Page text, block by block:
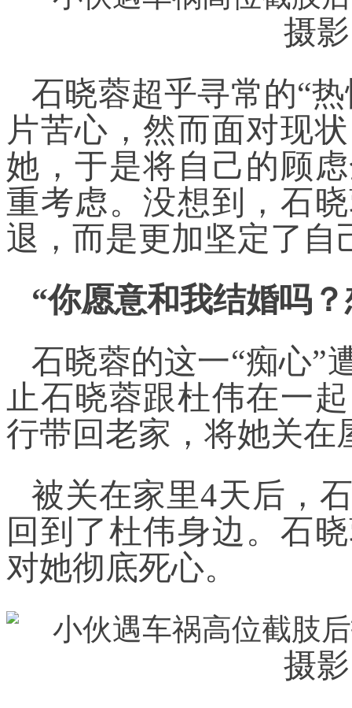
摄
石晓蓉超乎寻常的“
片苦心，然而面对现
她，于是将自己的顾
重考虑。没想到，石
退，而是更加坚定了自
“你愿意和我结婚吗
石晓蓉的这一“痴心”
止石晓蓉跟杜伟在一
行带回老家，将她关在
被关在家里4天后，
回到了杜伟身边。石
对她彻底死心。
摄